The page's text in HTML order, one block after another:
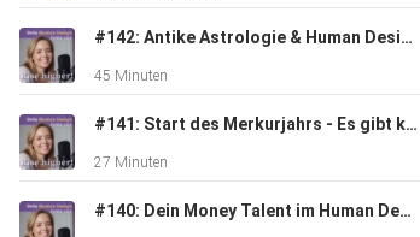
Instagram
https://www.instagram.com/vedic.sciences/
#142: Antike Astrologie & Human Design - Gespräch mit Carina Harsch
45 Minuten
#141: Start des Merkurjahrs - Es gibt kein zurück mehr!
27 Minuten
#140: Dein Money Talent im Human Design - So findet Geld wie magisch zu dir!